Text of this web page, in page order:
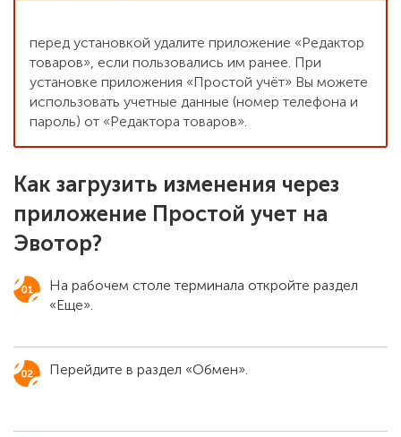
перед установкой удалите приложение «Редактор
товаров», если пользовались им ранее. При
установке приложения «Простой учёт» Вы можете
использовать учетные данные (номер телефона и
пароль) от «Редактора товаров».
Как загрузить изменения через
приложение Простой учет на
Эвотор?
На рабочем столе терминала откройте раздел
«Еще».
Перейдите в раздел «Обмен».